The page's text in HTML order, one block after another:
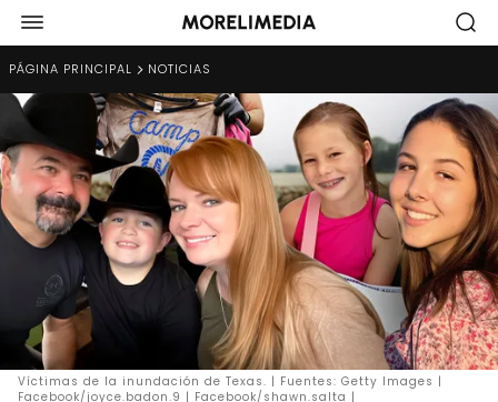
PÁGINA PRINCIPAL NOTICIAS
Víctimas de la inundación de Texas. | Fuentes: Getty Images |
Facebook/joyce.badon.9 | Facebook/shawn.salta |